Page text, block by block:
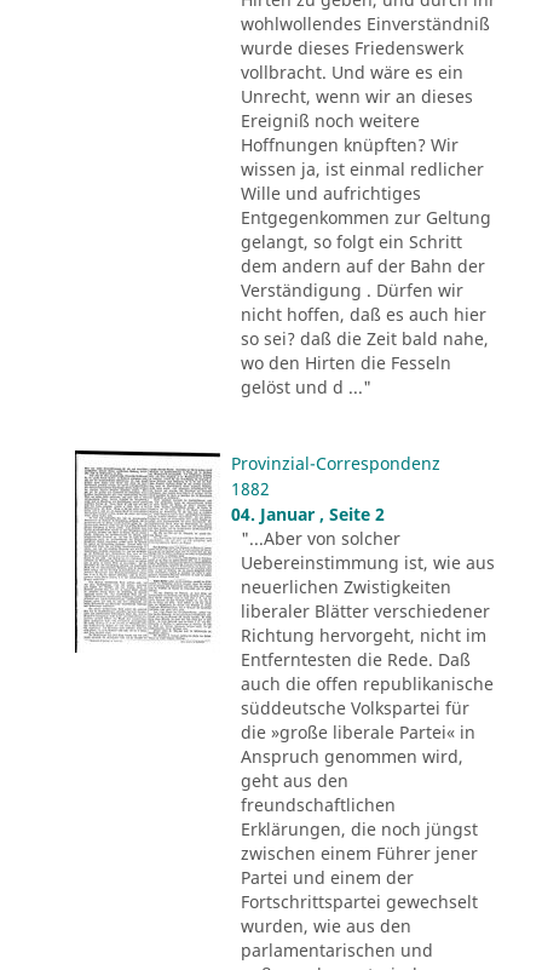
wohlwollendes Einverständniß
wurde dieses Friedenswerk
vollbracht. Und wäre es ein
Unrecht, wenn wir an dieses
Ereigniß noch weitere
Hoffnungen knüpften? Wir
wissen ja, ist einmal redlicher
Wille und aufrichtiges
Entgegenkommen zur Geltung
gelangt, so folgt ein Schritt
dem andern auf der Bahn der
Verständigung . Dürfen wir
nicht hoffen, daß es auch hier
so sei? daß die Zeit bald nahe,
wo den Hirten die Fesseln
gelöst und d ..."
Provinzial-Correspondenz
1882
04. Januar , Seite 2
"...Aber von solcher
Uebereinstimmung ist, wie aus
neuerlichen Zwistigkeiten
liberaler Blätter verschiedener
Richtung hervorgeht, nicht im
Entferntesten die Rede. Daß
auch die offen republikanische
süddeutsche Volkspartei für
die »große liberale Partei« in
Anspruch genommen wird,
geht aus den
freundschaftlichen
Erklärungen, die noch jüngst
zwischen einem Führer jener
Partei und einem der
Fortschrittspartei gewechselt
wurden, wie aus den
parlamentarischen und